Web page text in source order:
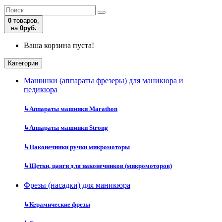
0 товаров,
на 0руб.
Ваша корзина пуста!
Категории
Машинки (аппараты фрезеры) для маникюра и
педикюра
↳Аппараты машинки Marathon
↳Аппараты машинки Strong
↳Наконечники ручки микромоторы
↳Щетки, цанги для наконечников (микромоторов)
Фрезы (насадки) для маникюра
↳Керамические фрезы